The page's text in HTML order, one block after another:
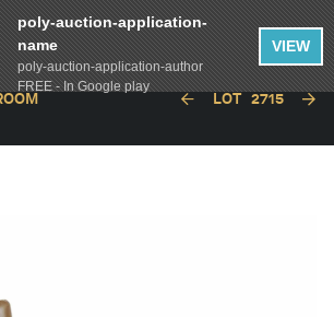
LOT 2715
poly-auction-application-
name
poly-auction-application-author
FREE - In Google play
VIEW